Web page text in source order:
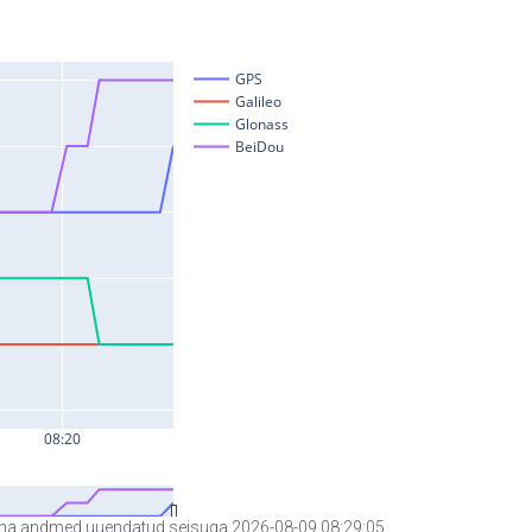
andmed uuendatud seisuga 2026-08-09 08:29:05